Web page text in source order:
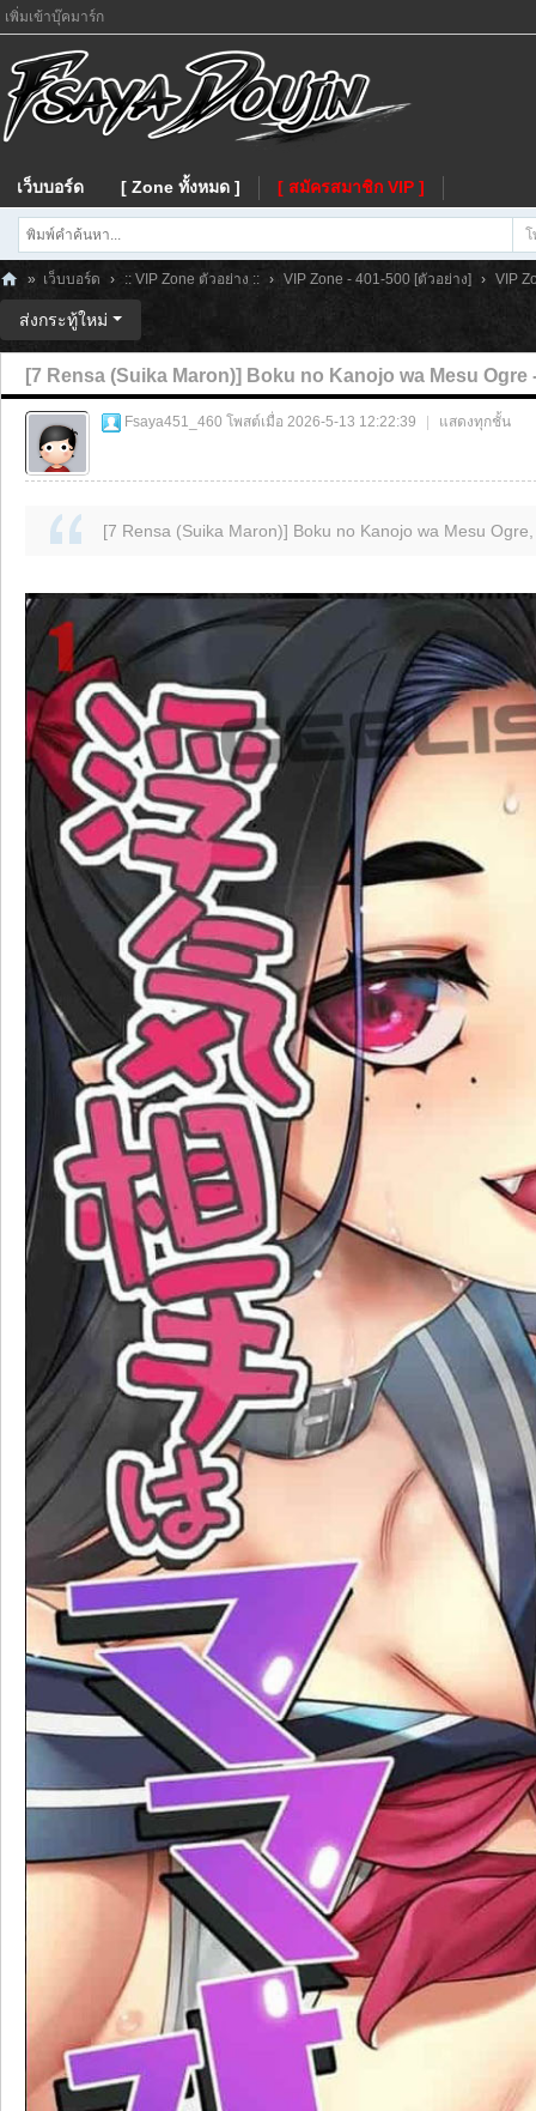
เพิ่มเข้าบุ๊คมาร์ก
เว็บบอร์ด [ Zone ทั้งหมด ] [ สมัครสมาชิก VIP ]
ay
» เว็บบอร์ด › :: VIP Zone ตัวอย่าง :: › VIP Zone - 401-500 [ตัวอย่าง] › VIP
ส่งกระทู้ใหม่
[7 Rensa (Suika Maron)] Boku no Kanojo wa Mesu Ogre
Fsaya451_460 โพสต์เมื่อ 2026-5-13 12:22:39 แสดงทุกชั้น
[7 Rensa (Suika Maron)] Boku no Kanojo wa Mesu